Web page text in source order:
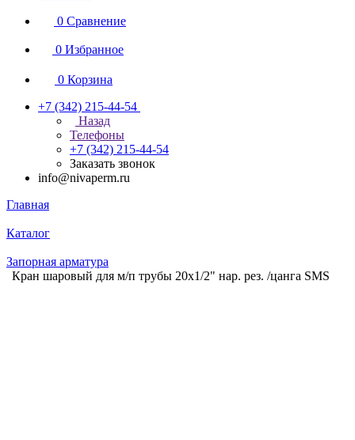
0 Сравнение
0 Избранное
0 Корзина
+7 (342) 215-44-54
Назад
Телефоны
+7 (342) 215-44-54
Заказать звонок
info@nivaperm.ru
Главная
Каталог
Запорная арматура
Кран шаровый для м/п трубы 20х1/2" нар. рез. /цанга SMS